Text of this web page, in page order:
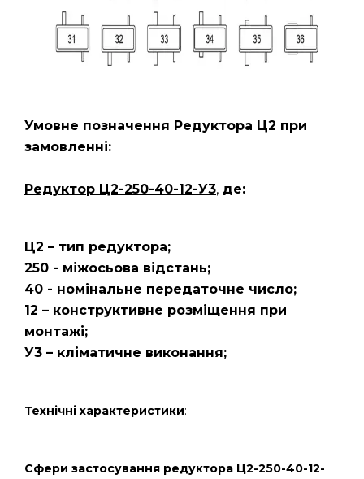
Умовне позначення Редуктора Ц2 при
замовленні:
Редуктор Ц2-250-40-12-У3, де:
Ц2 – тип редуктора;
250 - міжосьова відстань;
40 - номінальне передаточне число;
12 – конструктивне розміщення при
монтажі;
У3 – кліматичне виконання;
Технічні характеристики:
Сфери застосування редуктора Ц2-250-40-12-